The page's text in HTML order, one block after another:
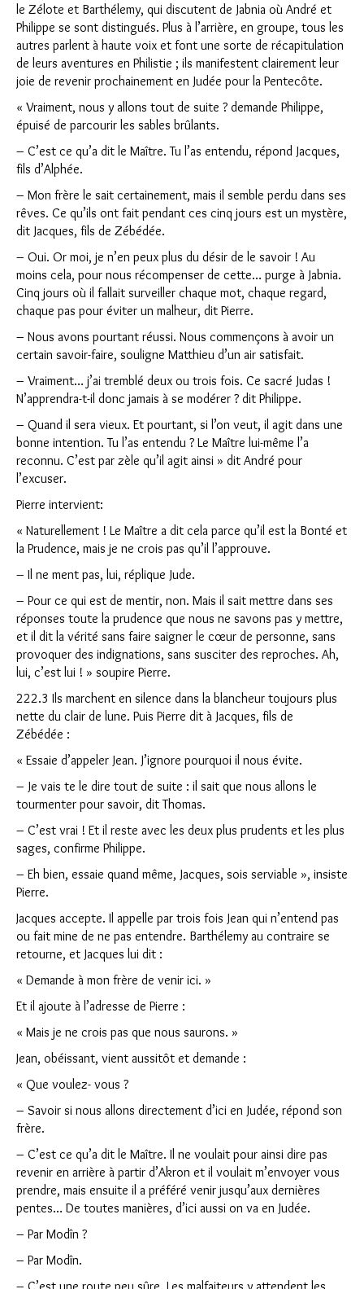
le Zélote et Barthélemy, qui discutent de Jabnia où André et
Philippe se sont distingués. Plus à l’arrière, en groupe, tous les
autres parlent à haute voix et font une sorte de récapitulation
de leurs aventures en Philistie ; ils manifestent clairement leur
joie de revenir prochainement en Judée pour la Pentecôte.
« Vraiment, nous y allons tout de suite ? demande Philippe,
épuisé de parcourir les sables brûlants.
– C’est ce qu’a dit le Maître. Tu l’as entendu, répond Jacques,
fils d’Alphée.
– Mon frère le sait certainement, mais il semble perdu dans ses
rêves. Ce qu’ils ont fait pendant ces cinq jours est un mystère,
dit Jacques, fils de Zébédée.
– Oui. Or moi, je n’en peux plus du désir de le savoir ! Au
moins cela, pour nous récompenser de cette… purge à Jabnia.
Cinq jours où il fallait surveiller chaque mot, chaque regard,
chaque pas pour éviter un malheur, dit Pierre.
– Nous avons pourtant réussi. Nous commençons à avoir un
certain savoir-faire, souligne Matthieu d’un air satisfait.
– Vraiment… j’ai tremblé deux ou trois fois. Ce sacré Judas !
N’apprendra-t-il donc jamais à se modérer ? dit Philippe.
– Quand il sera vieux. Et pourtant, si l’on veut, il agit dans une
bonne intention. Tu l’as entendu ? Le Maître lui-même l’a
reconnu. C’est par zèle qu’il agit ainsi » dit André pour
l’excuser.
Pierre intervient:
« Naturellement ! Le Maître a dit cela parce qu’il est la Bonté et
la Prudence, mais je ne crois pas qu’il l’approuve.
– Il ne ment pas, lui, réplique Jude.
– Pour ce qui est de mentir, non. Mais il sait mettre dans ses
réponses toute la prudence que nous ne savons pas y mettre,
et il dit la vérité sans faire saigner le cœur de personne, sans
provoquer des indignations, sans susciter des reproches. Ah,
lui, c’est lui ! » soupire Pierre.
222.3 Ils marchent en silence dans la blancheur toujours plus
nette du clair de lune. Puis Pierre dit à Jacques, fils de
Zébédée :
« Essaie d’appeler Jean. J’ignore pourquoi il nous évite.
– Je vais te le dire tout de suite : il sait que nous allons le
tourmenter pour savoir, dit Thomas.
– C’est vrai ! Et il reste avec les deux plus prudents et les plus
sages, confirme Philippe.
– Eh bien, essaie quand même, Jacques, sois serviable », insiste
Pierre.
Jacques accepte. Il appelle par trois fois Jean qui n’entend pas
ou fait mine de ne pas entendre. Barthélemy au contraire se
retourne, et Jacques lui dit :
« Demande à mon frère de venir ici. »
Et il ajoute à l’adresse de Pierre :
« Mais je ne crois pas que nous saurons. »
Jean, obéissant, vient aussitôt et demande :
« Que voulez- vous ?
– Savoir si nous allons directement d’ici en Judée, répond son
frère.
– C’est ce qu’a dit le Maître. Il ne voulait pour ainsi dire pas
revenir en arrière à partir d’Akron et il voulait m’envoyer vous
prendre, mais ensuite il a préféré venir jusqu’aux dernières
pentes… De toutes manières, d’ici aussi on va en Judée.
– Par Modîn ?
– Par Modîn.